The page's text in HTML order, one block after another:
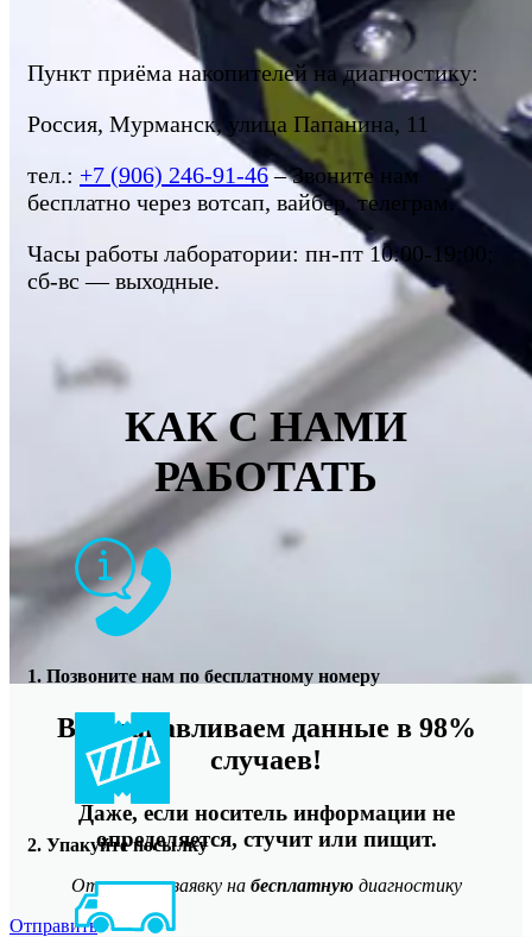
Восстанавливаем данные в 98%
случаев!
Даже, если носитель информации не
определяется, стучит или пищит.
Отправьте заявку на бесплатную диагностику
Отправить
Пункт приёма накопителей на диагностику:
Россия, Мурманск, улица Папанина, 11
тел.: +7 (906) 246-91-46– Звоните нам
бесплатно через вотсап, вайбер, телеграм.
Часы работы лаборатории: пн-пт 10:00-19:00;
сб-вс — выходные.
КАК С НАМИ
РАБОТАТЬ
1. Позвоните нам по бесплатному номеру
2. Упакуйте посылку